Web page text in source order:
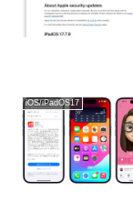
iOS/iPadOS17